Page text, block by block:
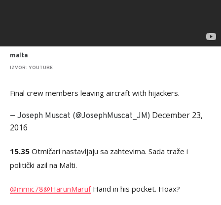
malta
IZVOR: YOUTUBE
Final crew members leaving aircraft with hijackers.
— Joseph Muscat (@JosephMuscat_JM) December 23,
2016
15.35 Otmičari nastavljaju sa zahtevima. Sada traže i
politički azil na Malti.
@mmic78@HarunMarufHand in his pocket. Hoax?